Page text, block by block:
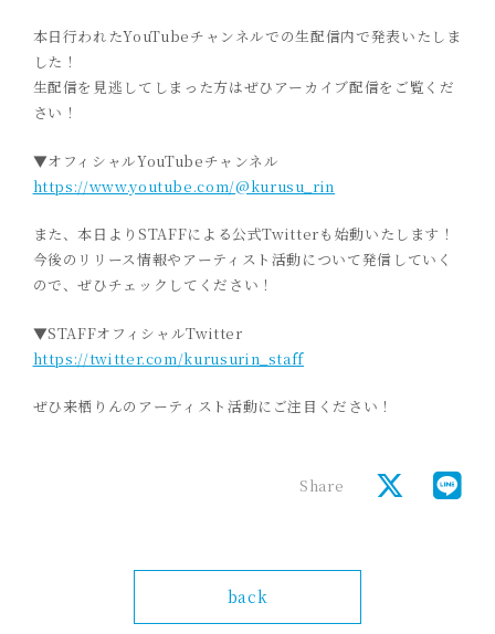
本日行われたYouTubeチャンネルでの生配信内で発表いたしま
した！
生配信を見逃してしまった方はぜひアーカイブ配信をご覧くだ
さい！
▼オフィシャルYouTubeチャンネル
https://www.youtube.com/@kurusu_rin
また、本日よりSTAFFによる公式Twitterも始動いたします！
今後のリリース情報やアーティスト活動について発信していく
ので、ぜひチェックしてください！
▼STAFFオフィシャルTwitter
https://twitter.com/kurusurin_staff
ぜひ来栖りんのアーティスト活動にご注目ください！
Share
back